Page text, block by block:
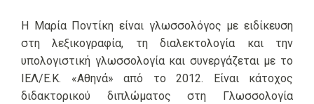
Η Μαρία Ποντίκη είναι γλωσσολόγος με ειδίκευση
στη λεξικογραφία, τη διαλεκτολογία και την
υπολογιστική γλωσσολογία και συνεργάζεται με το
ΙΕΛ/Ε.Κ. «Αθηνά» από το 2012. Είναι κάτοχος
διδακτορικού διπλώματος στη Γλωσσολογία